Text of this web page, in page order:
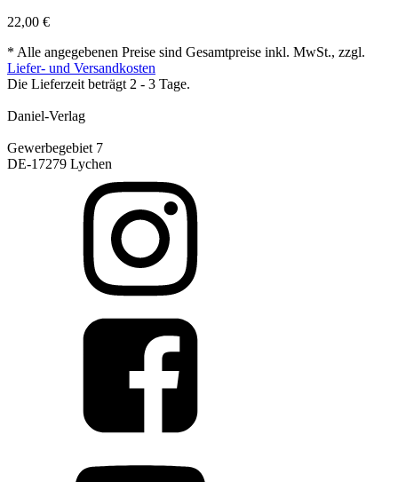
22,00 €
* Alle angegebenen Preise sind Gesamtpreise inkl. MwSt., zzgl.
Liefer- und Versandkosten
Die Lieferzeit beträgt 2 - 3 Tage.
Daniel-Verlag
Gewerbegebiet 7
DE-17279 Lychen